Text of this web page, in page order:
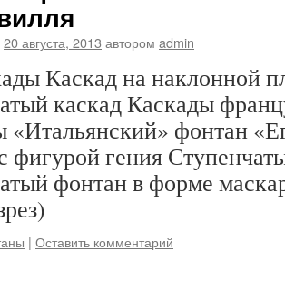
20 августа, 2013 автором admin
Каскад на наклонной
каскад Каскады
фонтан
фигурой гения
фонтан в форме
| Оставить комментарий